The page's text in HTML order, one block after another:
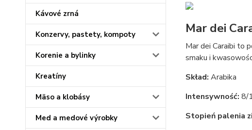
Kávové zrná
Konzervy, pastety, kompoty
Korenie a bylinky
Kreatíny
Mäso a klobásy
Med a medové výrobky
Mar dei
Mar dei Caraibi to
smaku i
Skład: Arabika
Intensywność: 8/
Stopień palenia